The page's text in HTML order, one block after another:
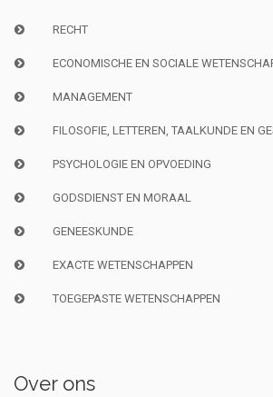
RECHT
ECONOMISCHE EN SOCIALE
MANAGEMENT
FILOSOFIE, LETTEREN, TAALKUNDE EN
PSYCHOLOGIE EN OPVOEDING
GODSDIENST EN MORAAL
GENEESKUNDE
EXACTE WETENSCHAPPEN
TOEGEPASTE WETENSCHAPPEN
Over ons